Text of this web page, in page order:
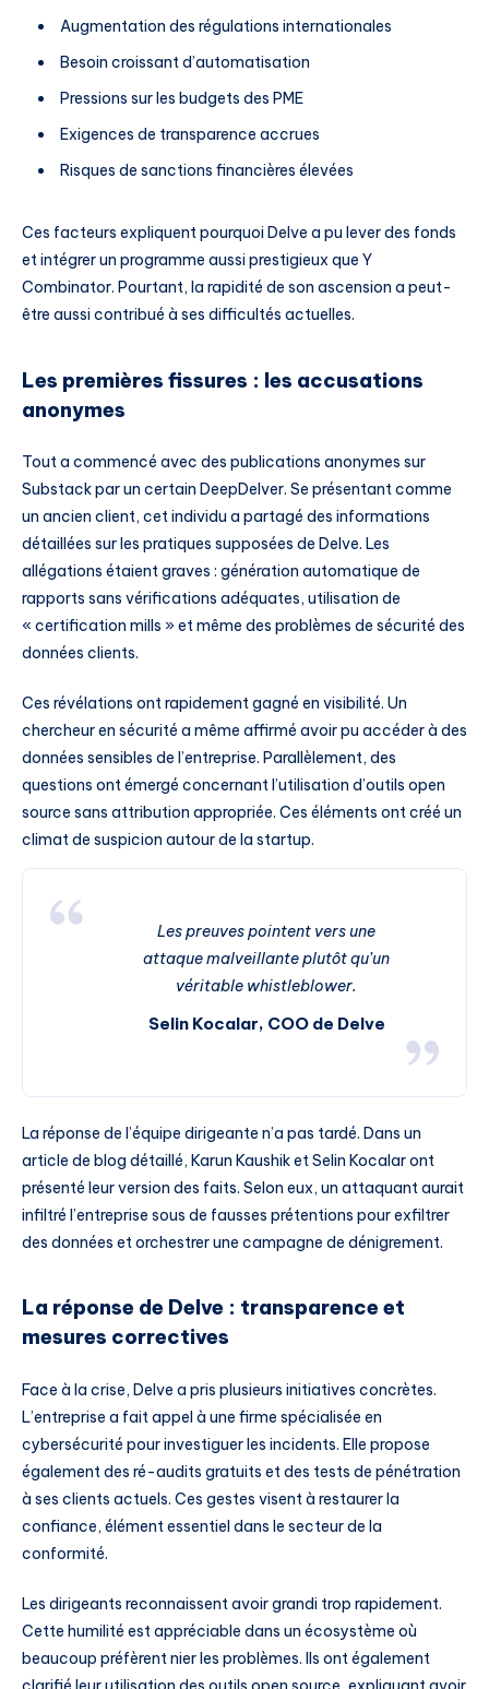
Augmentation des régulations internationales
Besoin croissant d’automatisation
Pressions sur les budgets des PME
Exigences de transparence accrues
Risques de sanctions financières élevées
Ces facteurs expliquent pourquoi Delve a pu lever des fonds
et intégrer un programme aussi prestigieux que Y
Combinator. Pourtant, la rapidité de son ascension a peut-
être aussi contribué à ses difficultés actuelles.
Les premières fissures : les accusations
anonymes
Tout a commencé avec des publications anonymes sur
Substack par un certain DeepDelver. Se présentant comme
un ancien client, cet individu a partagé des informations
détaillées sur les pratiques supposées de Delve. Les
allégations étaient graves : génération automatique de
rapports sans vérifications adéquates, utilisation de
« certification mills » et même des problèmes de sécurité des
données clients.
Ces révélations ont rapidement gagné en visibilité. Un
chercheur en sécurité a même affirmé avoir pu accéder à des
données sensibles de l’entreprise. Parallèlement, des
questions ont émergé concernant l’utilisation d’outils open
source sans attribution appropriée. Ces éléments ont créé un
climat de suspicion autour de la startup.
Les preuves pointent vers une
attaque malveillante plutôt qu’un
véritable whistleblower.
Selin Kocalar, COO de Delve
La réponse de l’équipe dirigeante n’a pas tardé. Dans un
article de blog détaillé, Karun Kaushik et Selin Kocalar ont
présenté leur version des faits. Selon eux, un attaquant aurait
infiltré l’entreprise sous de fausses prétentions pour exfiltrer
des données et orchestrer une campagne de dénigrement.
La réponse de Delve : transparence et
mesures correctives
Face à la crise, Delve a pris plusieurs initiatives concrètes.
L’entreprise a fait appel à une firme spécialisée en
cybersécurité pour investiguer les incidents. Elle propose
également des ré-audits gratuits et des tests de pénétration
à ses clients actuels. Ces gestes visent à restaurer la
confiance, élément essentiel dans le secteur de la
conformité.
Les dirigeants reconnaissent avoir grandi trop rapidement.
Cette humilité est appréciable dans un écosystème où
beaucoup préfèrent nier les problèmes. Ils ont également